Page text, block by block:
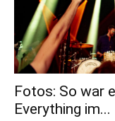
Fotos: So war
Everything im...